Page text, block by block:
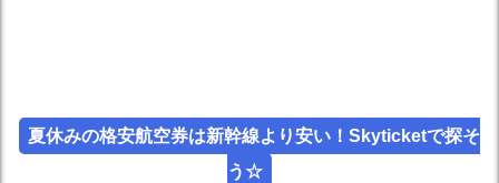
夏休みの格安航空券は新幹線より安い！Skyticketで探そ
う☆